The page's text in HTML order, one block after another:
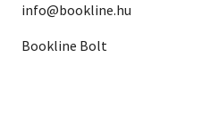
info@bookline.hu
Bookline Bolt